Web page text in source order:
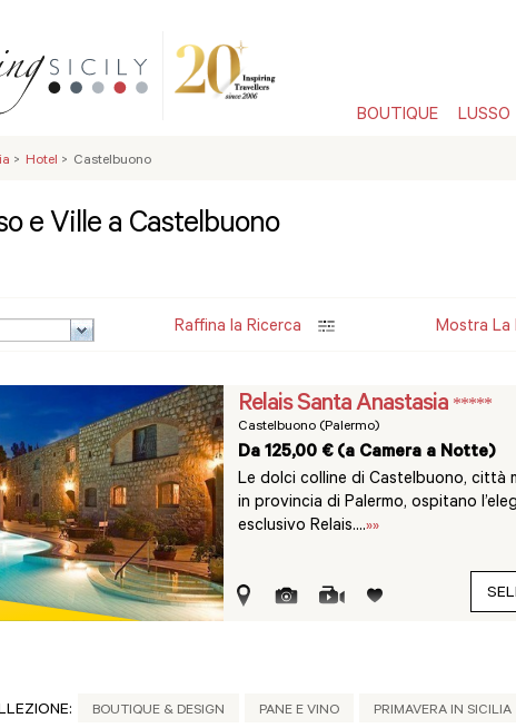
BOUTIQUE LUSSO
> Hotel > Castelbuono
e Ville a Castelbuono
Raffina la Ricerca Mostra La
Relais Santa Anastasia *****
Castelbuono (Palermo)
Da 125,00 € (a Camera a Notte)
Le dolci colline di Castelbuono, città
in provincia di Palermo, ospitano
esclusivo Relais....»»
BOUTIQUE & DESIGN PANE E VINO PRIMAVERA IN SICILIA